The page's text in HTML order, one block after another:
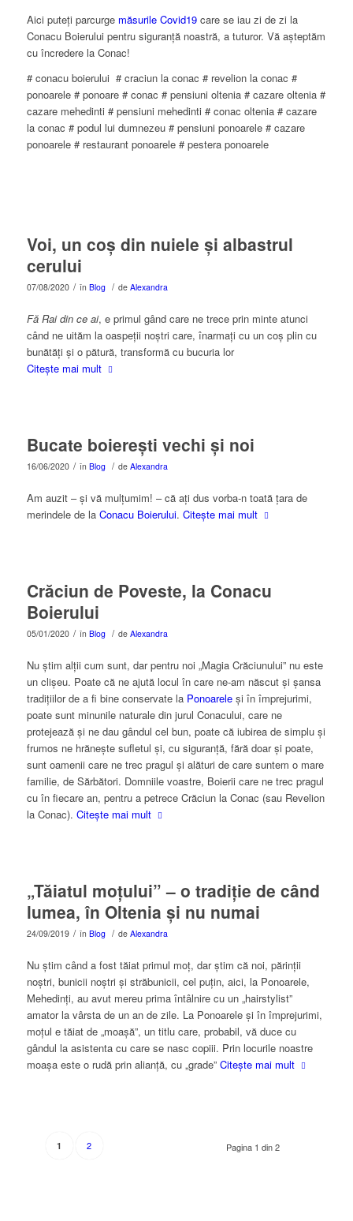
Aici puteți parcurge măsurile Covid19care se iau zi de zi la
Conacu Boierului pentru siguranță noastră, a tuturor. Vă așteptăm
cu încredere la Conac!
# conacu boierului # craciun la conac # revelion la conac #
ponoarele # ponoare # conac # pensiuni oltenia # cazare oltenia #
cazare mehedinti # pensiuni mehedinti # conac oltenia # cazare
la conac # podul lui dumnezeu # pensiuni ponoarele # cazare
ponoarele # restaurant ponoarele # pestera ponoarele
Voi, un coș din nuiele și albastrul
cerului
07/08/2020 / în Blog / de Alexandra
Fă Rai din ce ai, e primul gând care ne trece prin minte atunci
când ne uităm la oaspeții noștri care, înarmați cu un coș plin cu
bunătăți și o pătură, transformă cu bucuria lor
Citește mai mult
Bucate boierești vechi și noi
16/06/2020 / în Blog / de Alexandra
Am auzit – și vă mulțumim! – că ați dus vorba-n toată țara de
merindele de la Conacu Boierului. Citește mai mult
Crăciun de Poveste, la Conacu
Boierului
05/01/2020 / în Blog / de Alexandra
Nu știm alții cum sunt, dar pentru noi „Magia Crăciunului” nu este
un clișeu. Poate că ne ajută locul în care ne-am născut și șansa
tradițiilor de a fi bine conservate la Ponoareleși în împrejurimi,
poate sunt minunile naturale din jurul Conacului, care ne
protejează și ne dau gândul cel bun, poate că iubirea de simplu și
frumos ne hrănește sufletul și, cu siguranță, fără doar și poate,
sunt oamenii care ne trec pragul și alături de care suntem o mare
familie, de Sărbători. Domniile voastre, Boierii care ne trec pragul
cu în fiecare an, pentru a petrece Crăciun la Conac (sau Revelion
la Conac). Citește mai mult
„Tăiatul moțului” – o tradiție de când
lumea, în Oltenia și nu numai
24/09/2019 / în Blog / de Alexandra
Nu știm când a fost tăiat primul moț, dar știm că noi, părinții
noștri, bunicii noștri și străbunicii, cel puțin, aici, la Ponoarele,
Mehedinți, au avut mereu prima întâlnire cu un „hairstylist”
amator la vârsta de un an de zile. La Ponoarele și în împrejurimi,
moțul e tăiat de „moașă”, un titlu care, probabil, vă duce cu
gândul la asistenta cu care se nasc copiii. Prin locurile noastre
moașa este o rudă prin alianță, cu „grade” Citește mai mult
Pagina 1 din 2
1 2